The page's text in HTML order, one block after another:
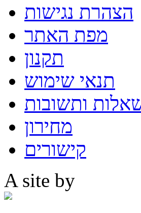
הצהרת נגישות
מפת האתר
תקנון
תנאי שימוש
ותשובות
מחירון
קישורים
A site by